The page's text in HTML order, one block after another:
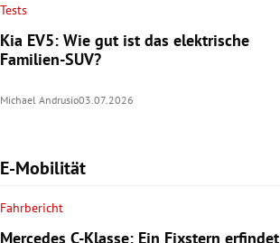
Tests
Kia EV5: Wie gut ist das elektrische
Familien-SUV?
Michael Andrusio03.07.2026
E-Mobilität
Fahrbericht
Mercedes C-Klasse: Ein Fixstern erfindet